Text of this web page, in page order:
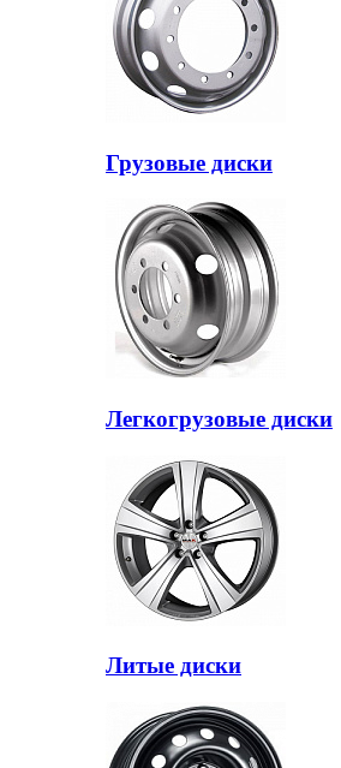
Грузовые диски
Легкогрузовые диски
Литые диски